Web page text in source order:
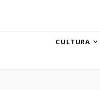
CULTURA